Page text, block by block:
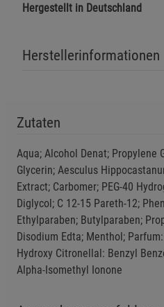
Hergestellt in Deutschland
Herstellerinformationen
Zutaten
Aqua; Alcohol Denat; Propylene
Glycerin; Aesculus
Extract; Carbomer; PEG-40
Diglycol; C 12-15 Pareth-12;
Ethylparaben; Butylparaben;
Disodium Edta; Menthol;
Hydroxy Citronellal: Benzyl
Alpha-Isomethyl Ionone